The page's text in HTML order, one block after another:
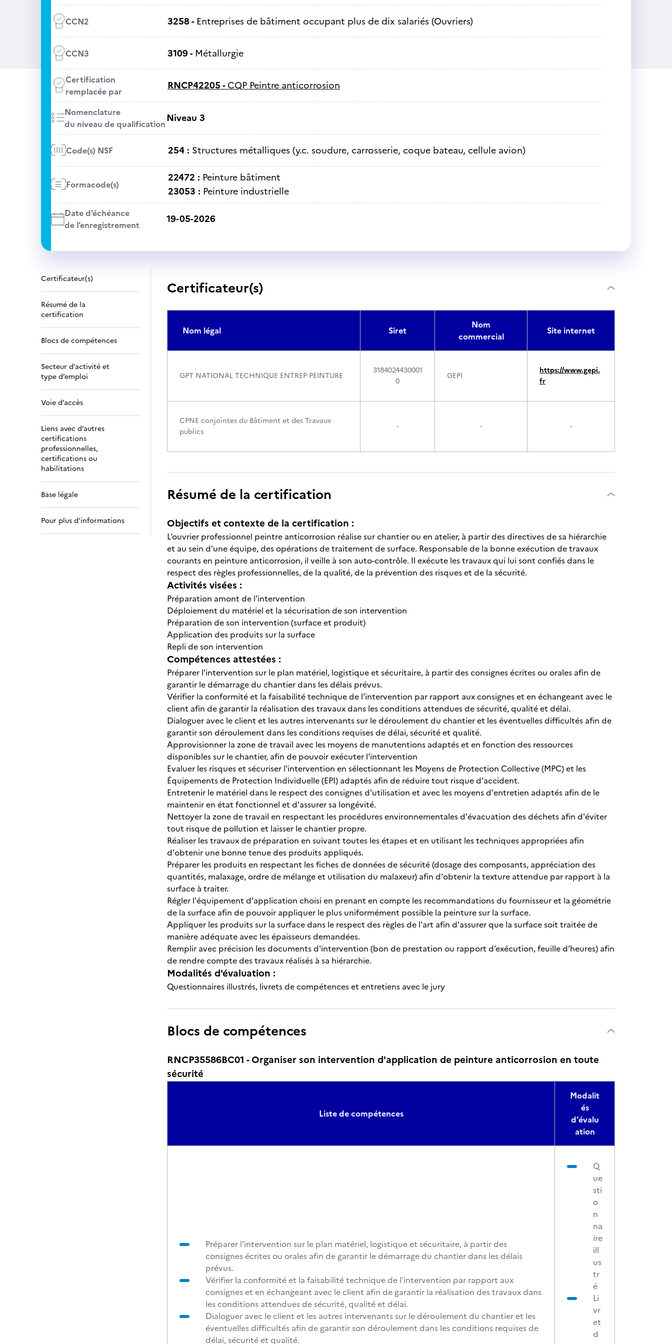
CCN2 3258 - Entreprises de bâtiment occupant plus de dix salariés (Ouvriers)
CCN3 3109 - Métallurgie
Certification
remplacée par
RNCP42205 -CQP Peintre anticorrosion
Nomenclature
du niveau de qualificationNiveau 3
Code(s) NSF 254 : Structures métalliques (y.c. soudure, carrosserie, coque bateau, cellule avion)
Formacode(s)
22472 : Peinture bâtiment
23053 : Peinture industrielle
Date d’échéance
de l’enregistrement
19-05-2026
Certificateur(s)
Résumé de la
certification
Blocs de compétences
Secteur d’activité et
type d’emploi
Voie d’accès
Liens avec d’autres
certifications
professionnelles,
certifications ou
habilitations
Base légale
Pour plus d’informations
Certificateur(s)
Nom légal Siret
Nom
commercial
Site internet
GPT NATIONAL TECHNIQUE ENTREP PEINTURE
3184024430001
0
GEPI
https://www.gepi.
fr
CPNE conjointes du Bâtiment et des Travaux
publics
- - -
Résumé de la certification
Objectifs et contexte de la certification :
L’ouvrier professionnel peintre anticorrosion réalise sur chantier ou en atelier, à partir des directives de sa hiérarchie
et au sein d’une équipe, des opérations de traitement de surface. Responsable de la bonne exécution de travaux
courants en peinture anticorrosion, il veille à son auto-contrôle. Il exécute les travaux qui lui sont confiés dans le
respect des règles professionnelles, de la qualité, de la prévention des risques et de la sécurité.
Activités visées :
Préparation amont de l'intervention
Déploiement du matériel et la sécurisation de son intervention
Préparation de son intervention (surface et produit)
Application des produits sur la surface
Repli de son intervention
Compétences attestées :
Préparer l'intervention sur le plan matériel, logistique et sécuritaire, à partir des consignes écrites ou orales afin de
garantir le démarrage du chantier dans les délais prévus.
Vérifier la conformité et la faisabilité technique de l'intervention par rapport aux consignes et en échangeant avec le
client afin de garantir la réalisation des travaux dans les conditions attendues de sécurité, qualité et délai.
Dialoguer avec le client et les autres intervenants sur le déroulement du chantier et les éventuelles difficultés afin de
garantir son déroulement dans les conditions requises de délai, sécurité et qualité.
Approvisionner la zone de travail avec les moyens de manutentions adaptés et en fonction des ressources
disponibles sur le chantier, afin de pouvoir exécuter l'intervention
Evaluer les risques et sécuriser l'intervention en sélectionnant les Moyens de Protection Collective (MPC) et les
Équipements de Protection Individuelle (EPI) adaptés afin de réduire tout risque d'accident.
Entretenir le matériel dans le respect des consignes d'utilisation et avec les moyens d'entretien adaptés afin de le
maintenir en état fonctionnel et d'assurer sa longévité.
Nettoyer la zone de travail en respectant les procédures environnementales d'évacuation des déchets afin d'éviter
tout risque de pollution et laisser le chantier propre.
Réaliser les travaux de préparation en suivant toutes les étapes et en utilisant les techniques appropriées afin
d'obtenir une bonne tenue des produits appliqués.
Préparer les produits en respectant les fiches de données de sécurité (dosage des composants, appréciation des
quantités, malaxage, ordre de mélange et utilisation du malaxeur) afin d'obtenir la texture attendue par rapport à la
surface à traiter.
Régler l'équipement d'application choisi en prenant en compte les recommandations du fournisseur et la géométrie
de la surface afin de pouvoir appliquer le plus uniformément possible la peinture sur la surface.
Appliquer les produits sur la surface dans le respect des règles de l'art afin d'assurer que la surface soit traitée de
manière adéquate avec les épaisseurs demandées.
Remplir avec précision les documents d'intervention (bon de prestation ou rapport d’exécution, feuille d’heures) afin
de rendre compte des travaux réalisés à sa hiérarchie.
Modalités d'évaluation :
Questionnaires illustrés, livrets de compétences et entretiens avec le jury
Blocs de compétences
RNCP35586BC01 - Organiser son intervention d'application de peinture anticorrosion en toute
sécurité
Liste de compétences
Modalit
és
d'évalu
ation
Préparer l'intervention sur le plan matériel, logistique et sécuritaire, à partir des
consignes écrites ou orales afin de garantir le démarrage du chantier dans les délais
prévus.
Vérifier la conformité et la faisabilité technique de l'intervention par rapport aux
consignes et en échangeant avec le client afin de garantir la réalisation des travaux dans
les conditions attendues de sécurité, qualité et délai.
Dialoguer avec le client et les autres intervenants sur le déroulement du chantier et les
éventuelles difficultés afin de garantir son déroulement dans les conditions requises de
délai, sécurité et qualité.
Q
ue
sti
o
n
na
ire
ill
us
tr
é
Li
vr
et
d